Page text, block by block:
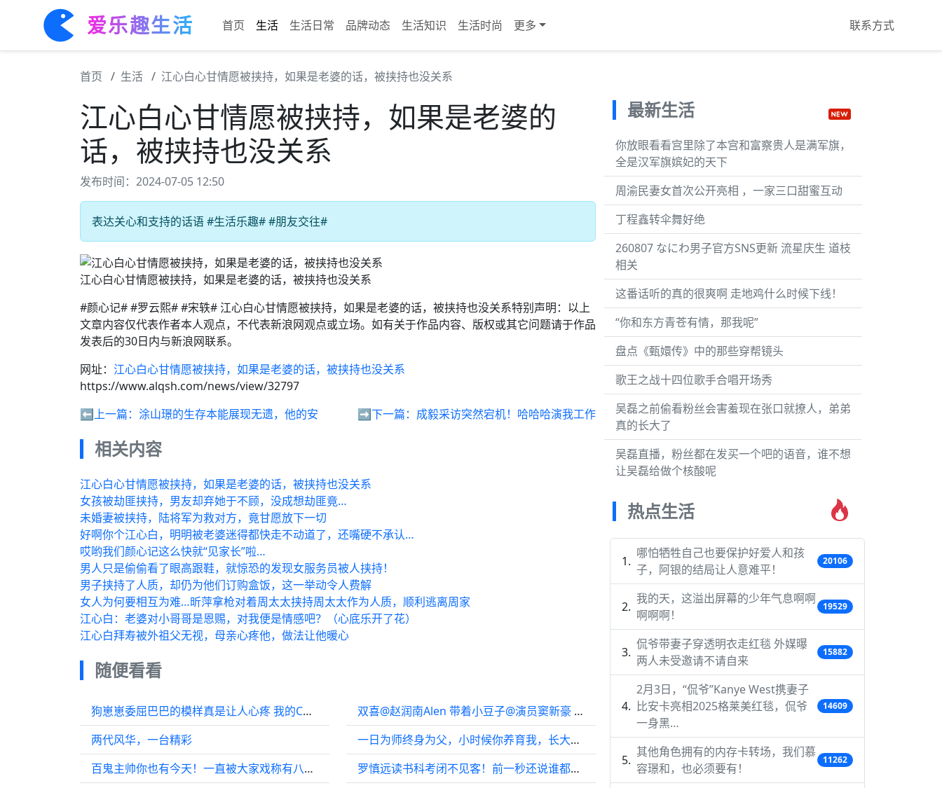
爱乐趣生活 首页 生活 生活日常 品牌动态 生活知识 生活时尚 更多 联系方式
首页 生活 江心白心甘情愿被挟持，如果是老婆的话，被挟持也没关系
江心白心甘情愿被挟持，如果是老婆的
话，被挟持也没关系
发布时间：2024-07-05 12:50
表达关心和支持的话语 #生活乐趣# #朋友交往#
江心白心甘情愿被挟持，如果是老婆的话，被挟持也没关系
#颜心记# #罗云熙# #宋轶# 江心白心甘情愿被挟持，如果是老婆的话，被挟持也没关系特别声明：以上
文章内容仅代表作者本人观点，不代表新浪网观点或立场。如有关于作品内容、版权或其它问题请于作品
发表后的30日内与新浪网联系。
网址： 江心白心甘情愿被挟持，如果是老婆的话，被挟持也没关系
https://www.alqsh.com/news/view/32797
⬅️上一篇： 涂山璟的生存本能展现无遗，他的安 ➡️下一篇： 成毅采访突然宕机！哈哈哈演我工作
相关内容
江心白心甘情愿被挟持，如果是老婆的话，被挟持也没关系
女孩被劫匪挟持，男友却弃她于不顾，没成想劫匪竟…
未婚妻被挟持，陆将军为救对方，竟甘愿放下一切
好啊你个江心白，明明被老婆迷得都快走不动道了，还嘴硬不承认…
哎哟我们颜心记这么快就“见家长”啦…
男人只是偷偷看了眼高跟鞋，就惊恐的发现女服务员被人挟持！
男子挟持了人质，却仍为他们订购盒饭，这一举动令人费解
女人为何要相互为难…昕萍拿枪对着周太太挟持周太太作为人质，顺利逃离周家
江心白：老婆对小哥哥是恩赐，对我便是情感吧？（心底乐开了花）
江心白拜寿被外祖父无视，母亲心疼他，做法让他暖心
随便看看
狗崽崽委屈巴巴的模样真是让人心疼 我的CP绝对是全宇宙最甜的
两代风华，一台精彩
百鬼主帅你也有今天！一直被大家戏称有八百个心眼子的刘学义在被观众硬控！
双喜@赵润南Alen 带着小豆子@演员窦新豪 重接电话线，为了完成任务…
一日为师终身为父，小时候你养育我，长大了换我保护你！
罗慎远读书科考闭不见客！前一秒还说谁都不见 听到宜宁崴脚立马跑了出来！
最新生活
你放眼看看宫里除了本宫和富察贵人是满军旗，
全是汉军旗嫔妃的天下
周渝民妻女首次公开亮相 ，一家三口甜蜜互动
丁程鑫转伞舞好绝
260807 なにわ男子官方SNS更新 流星庆生 道枝
相关
这番话听的真的很爽啊 走地鸡什么时候下线！
“你和东方青苍有情，那我呢”
盘点《甄嬛传》中的那些穿帮镜头
歌王之战十四位歌手合唱开场秀
吴磊之前偷看粉丝会害羞现在张口就撩人，弟弟
真的长大了
吴磊直播，粉丝都在发买一个吧的语音，谁不想
让吴磊给做个核酸呢
热点生活
哪怕牺牲自己也要保护好爱人和孩
子，阿银的结局让人意难平！
20106
我的天，这溢出屏幕的少年气息啊啊
啊啊啊！
19529
侃爷带妻子穿透明衣走红毯 外媒曝
两人未受邀请不请自来
15882
2月3日，“侃爷”Kanye West携妻子
比安卡亮相2025格莱美红毯，侃爷
一身黑…
14609
其他角色拥有的内存卡转场，我们慕
容璟和，也必须要有！
11262